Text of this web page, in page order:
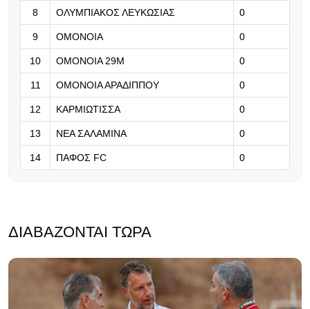
επιστροφής - Καλώς επέστρεψε
Ρόνι» (Βίντεο)
07.08.2026 | 21:24
Βραβείο ΑΝΘΡΩΠΙΑΣ για τον Τάσο
Χατζηγιοβάννη
8 ΟΛΥΜΠΙΑΚΟΣ ΛΕΥΚΩΣΙΑΣ 0
9 ΟΜΟΝΟΙΑ 0
10 ΟΜΟΝΟΙΑ 29Μ 0
11 ΟΜΟΝΟΙΑ ΑΡΑΔΙΠΠΟΥ 0
12 ΚΑΡΜΙΩΤΙΣΣΑ 0
13 ΝΕΑ ΣΑΛΑΜΙΝΑ 0
14 ΠΑΦΟΣ FC 0
ΔΙΑΒΆΖΟΝΤΑΙ ΤΏΡΑ